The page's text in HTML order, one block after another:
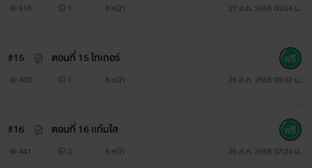
518 1 8 หน้า 27 ส.ค. 2568 00:54 น.
#15 ตอนที่ 15 ไทเกอร์
403 1 8 หน้า 25 ส.ค. 2568 09:42 น.
#16 ตอนที่ 16 เเก้มใส
441 3 8 หน้า 26 ส.ค. 2568 07:24 น.